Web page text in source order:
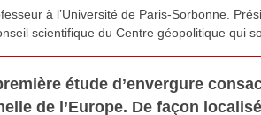
à l’Université de Paris-Sorbonne.
scientifique du Centre géopolitique qui
étude d’envergure
de l’Europe. De façon